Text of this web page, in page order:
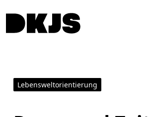
Lebensweltorientierung